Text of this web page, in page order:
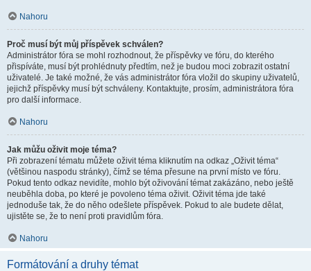
Nahoru
Proč musí být můj příspěvek schválen?
Administrátor fóra se mohl rozhodnout, že příspěvky ve fóru, do kterého
přispíváte, musí být prohlédnuty předtím, než je budou moci zobrazit ostatní
uživatelé. Je také možné, že vás administrátor fóra vložil do skupiny uživatelů,
jejichž příspěvky musí být schváleny. Kontaktujte, prosím, administrátora fóra
pro další informace.
Nahoru
Jak můžu oživit moje téma?
Při zobrazení tématu můžete oživit téma kliknutím na odkaz „Oživit téma“
(většinou naspodu stránky), čímž se téma přesune na první místo ve fóru.
Pokud tento odkaz nevidíte, mohlo být oživování témat zakázáno, nebo ještě
neuběhla doba, po které je povoleno téma oživit. Oživit téma jde také
jednoduše tak, že do něho odešlete příspěvek. Pokud to ale budete dělat,
ujistěte se, že to není proti pravidlům fóra.
Nahoru
Formátování a druhy témat